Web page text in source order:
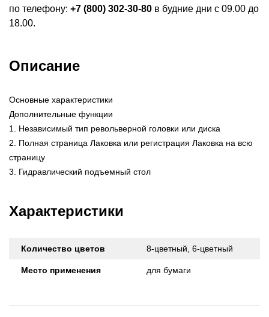
по телефону: +7 (800) 302-30-80 в будние дни с 09.00 до
18.00.
Описание
Основные характеристики
Дополнительные функции
1. Независимый тип револьверной головки или диска
2. Полная страница Лаковка или регистрация Лаковка на всю
страницу
3. Гидравлический подъемный стол
Характеристики
Количество цветов 8-цветный, 6-цветный
Место применения для бумаги